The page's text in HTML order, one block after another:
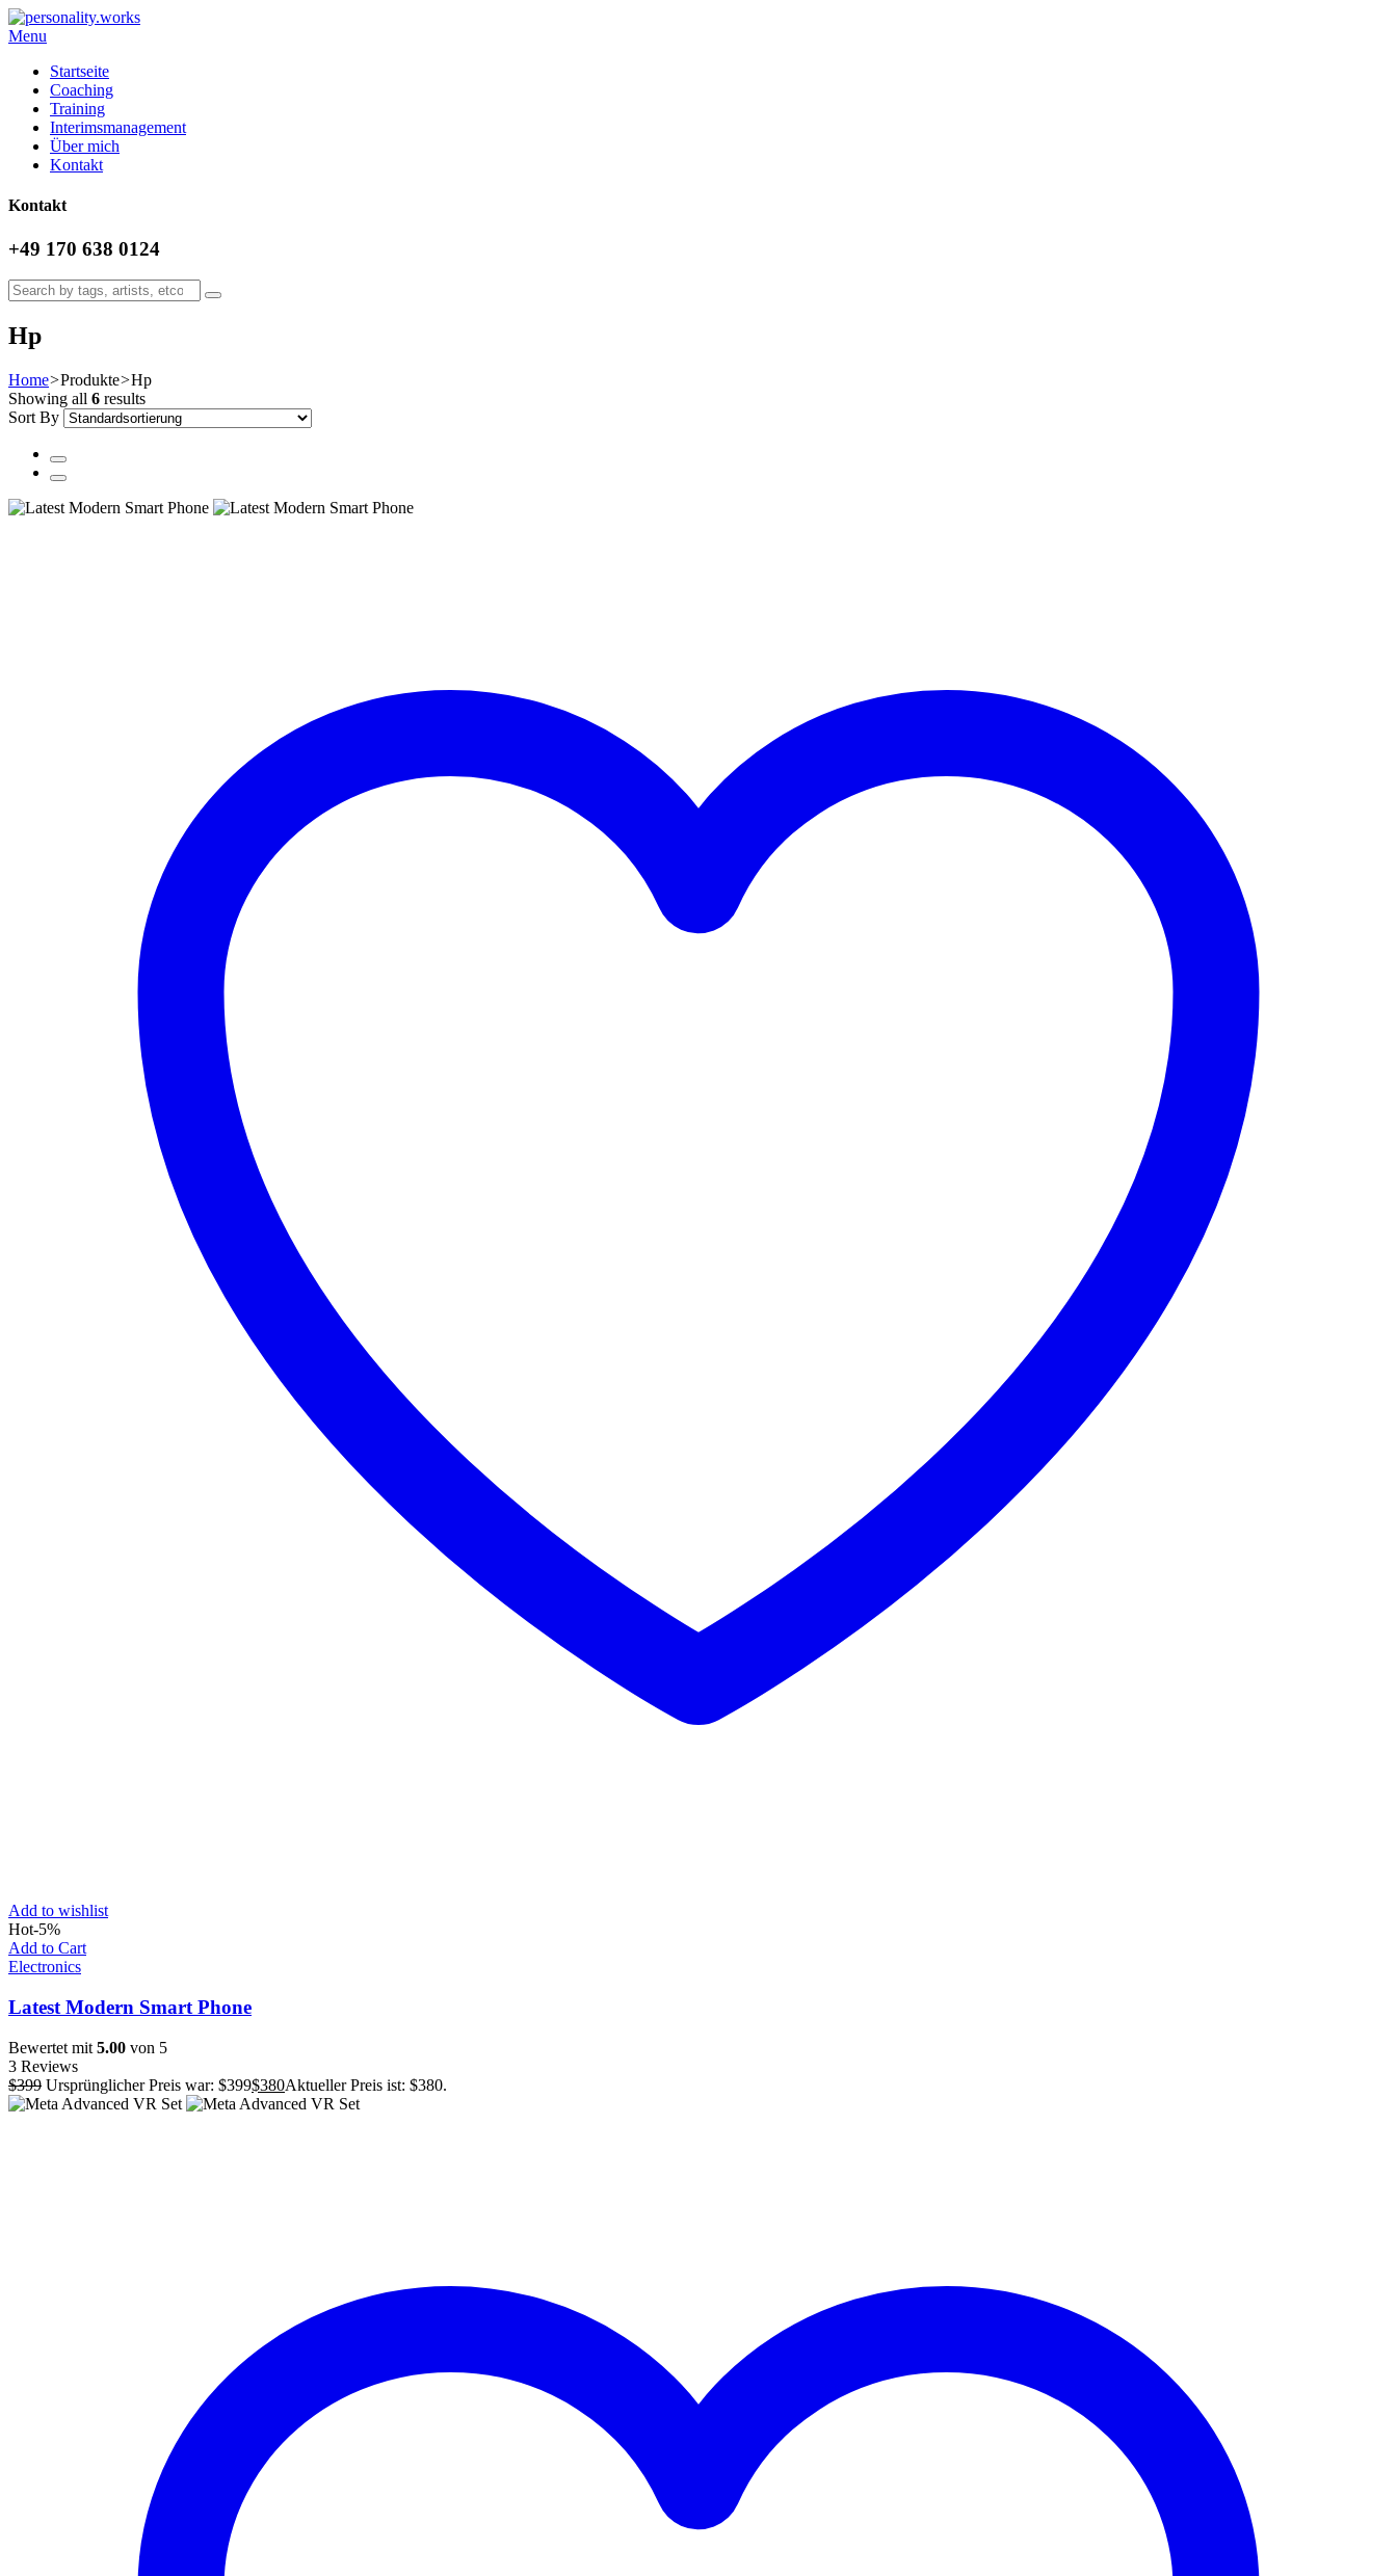
Menu
Startseite
Coaching
Training
Interimsmanagement
Über mich
Kontakt
Kontakt
+49 170 638 0124
Hp
Home>Produkte>Hp
Showing all 6 results
Sort By
Add to wishlist
Hot-5%
Add to Cart
Electronics
Latest Modern Smart Phone
Bewertet mit 5.00 von 5
3 Reviews
$399 Ursprünglicher Preis war: $399$380Aktueller Preis ist: $380.